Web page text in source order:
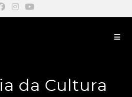
da Cultura